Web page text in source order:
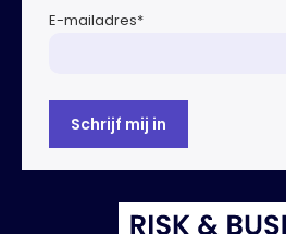
E-mailadres*